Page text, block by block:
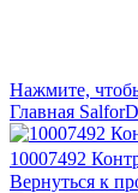
Нажмите,
Главная SalforD
10007492
Вернуться к